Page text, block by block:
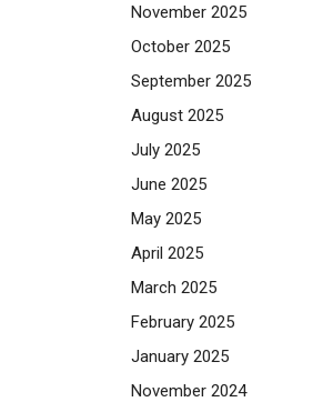
November 2025
October 2025
September 2025
August 2025
July 2025
June 2025
May 2025
April 2025
March 2025
February 2025
January 2025
November 2024